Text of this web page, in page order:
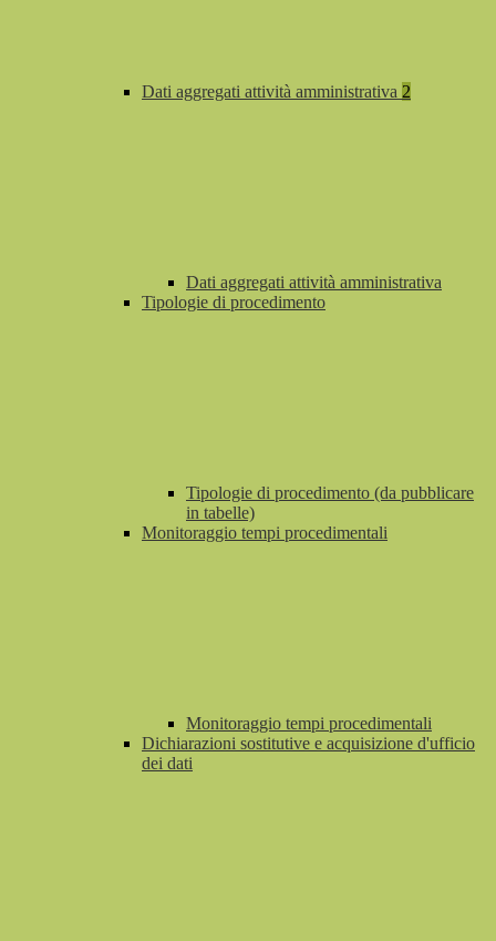
Dati aggregati attività amministrativa 2
Dati aggregati attività amministrativa
Tipologie di procedimento
Tipologie di procedimento (da pubblicare
in tabelle)
Monitoraggio tempi procedimentali
Monitoraggio tempi procedimentali
Dichiarazioni sostitutive e acquisizione d'ufficio
dei dati